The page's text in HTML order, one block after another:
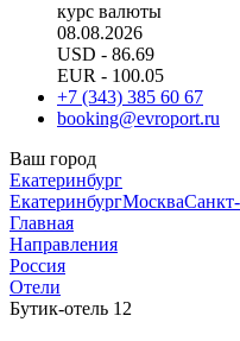
курс валюты
08.08.2026
USD - 86.69
EUR - 100.05
+7 (343) 385 60 67
booking@evroport.ru
Ваш город
Екатеринбург
ЕкатеринбургМосква
Главная
Направления
Россия
Отели
Бутик-отель 12